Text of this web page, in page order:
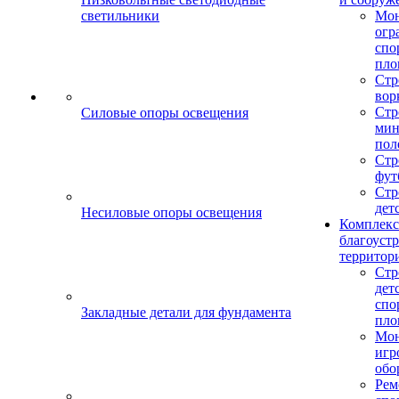
светильники
Силовые опоры освещения
Несиловые опоры освещения
Закладные детали для фундамента